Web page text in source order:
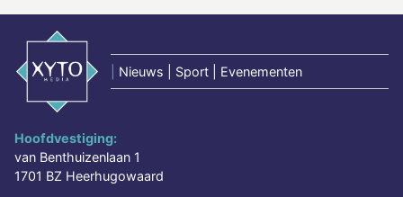
Nieuws | Sport | Evenementen
Hoofdvestiging:
van Benthuizenlaan 1
1701 BZ Heerhugowaard